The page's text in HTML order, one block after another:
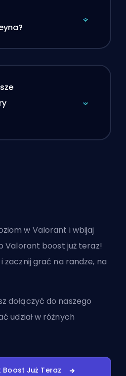
w Valorant i wbijaj
Valorant boost już teraz!
i zacznij grać na randze, na
dołączyć do naszego
udział w różnych
Już Teraz